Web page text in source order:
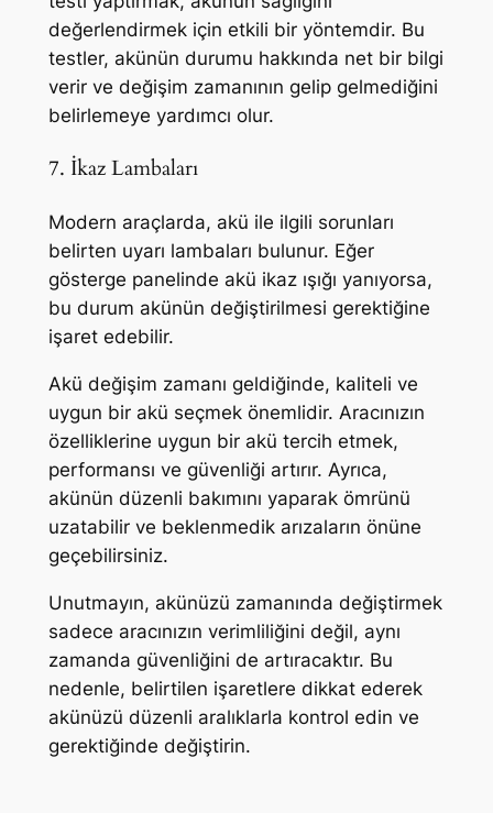
değerlendirmek için etkili bir yöntemdir. Bu
testler, akünün durumu hakkında net bir bilgi
verir ve değişim zamanının gelip gelmediğini
belirlemeye yardımcı olur.
7. İkaz Lambaları
Modern araçlarda, akü ile ilgili sorunları
belirten uyarı lambaları bulunur. Eğer
gösterge panelinde akü ikaz ışığı yanıyorsa,
bu durum akünün değiştirilmesi gerektiğine
işaret edebilir.
Akü değişim zamanı geldiğinde, kaliteli ve
uygun bir akü seçmek önemlidir. Aracınızın
özelliklerine uygun bir akü tercih etmek,
performansı ve güvenliği artırır. Ayrıca,
akünün düzenli bakımını yaparak ömrünü
uzatabilir ve beklenmedik arızaların önüne
geçebilirsiniz.
Unutmayın, akünüzü zamanında değiştirmek
sadece aracınızın verimliliğini değil, aynı
zamanda güvenliğini de artıracaktır. Bu
nedenle, belirtilen işaretlere dikkat ederek
akünüzü düzenli aralıklarla kontrol edin ve
gerektiğinde değiştirin.